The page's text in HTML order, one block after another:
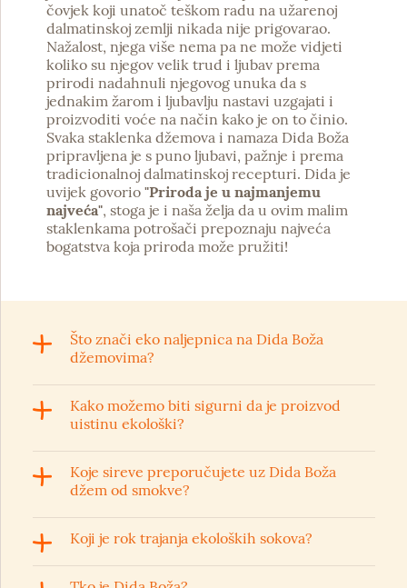
čovjek koji unatoč teškom radu na užarenoj
dalmatinskoj zemlji nikada nije prigovarao.
Nažalost, njega više nema pa ne može vidjeti
koliko su njegov velik trud i ljubav prema
prirodi nadahnuli njegovog unuka da s
jednakim žarom i ljubavlju nastavi uzgajati i
proizvoditi voće na način kako je on to činio.
Svaka staklenka džemova i namaza Dida Boža
pripravljena je s puno ljubavi, pažnje i prema
tradicionalnoj dalmatinskoj recepturi. Dida je
uvijek govorio "Priroda je u najmanjemu
najveća", stoga je i naša želja da u ovim malim
staklenkama potrošači prepoznaju najveća
bogatstva koja priroda može pružiti!
Što znači eko naljepnica na Dida Boža
džemovima?
Kako možemo biti sigurni da je proizvod
uistinu ekološki?
Koje sireve preporučujete uz Dida Boža
džem od smokve?
Koji je rok trajanja ekoloških sokova?